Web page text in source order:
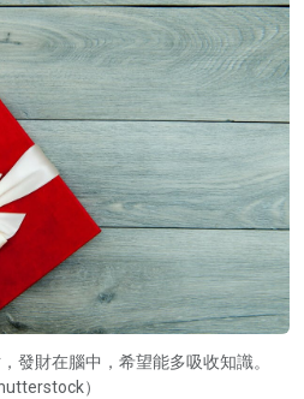
發財在腦中，希望能多吸收知識。
）